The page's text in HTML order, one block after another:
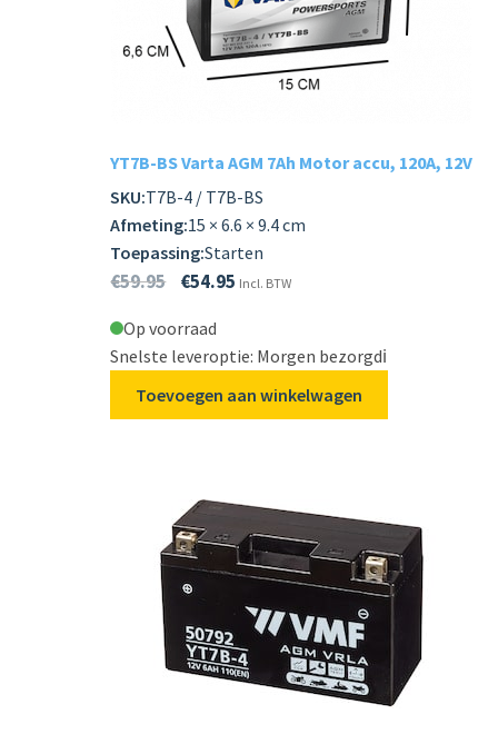
LADERS & ACCESSOIRES
YT7B-BS Varta AGM 7Ah Motor accu, 120A, 12V
SKU:T7B-4 / T7B-BS
Afmeting:15 × 6.6 × 9.4 cm
Toepassing:Starten
€59.95 €54.95 Incl. BTW
Op voorraad
Snelste leveroptie: Morgen bezorgdℹ️
Toevoegen aan winkelwagen